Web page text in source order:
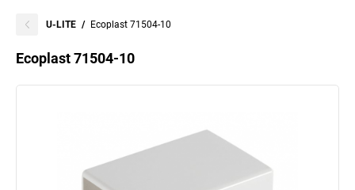
U-LITE Ecoplast 71504-10
Ecoplast 71504-10